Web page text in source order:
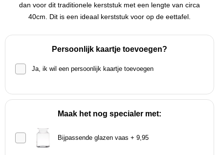
dan voor dit traditionele kerststuk met een lengte van circa
40cm. Dit is een ideaal kerststuk voor op de eettafel.
Persoonlijk kaartje toevoegen?
Ja, ik wil een persoonlijk kaartje toevoegen
Maak het nog specialer met:
Bijpassende glazen vaas + 9,95